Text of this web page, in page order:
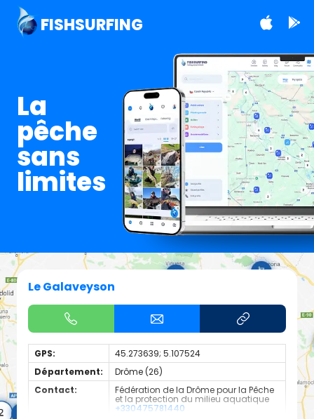
FISHSURFING
La
pêche
sans
limites
Le Galaveyson
GPS:
45.273639; 5.107524
Département:
Drôme (26)
Contact:
Fédération de la Drôme pour la Pêche
et la protection du milieu aquatique
+330475781440